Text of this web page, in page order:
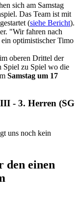
sich am Samstag
Das Team ist mit
(siehe Bericht).
"Wir fahren nach
optimistischer Timo
oberen Drittel der
Spiel zu Spiel wo die
Samstag um 17
- 3. Herren (SG
uns noch kein
den einen